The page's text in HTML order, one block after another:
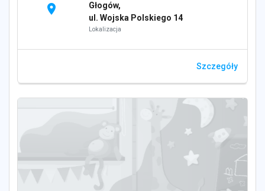
location_on
Głogów,
ul. Wojska Polskiego 14
Lokalizacja
Szczegóły